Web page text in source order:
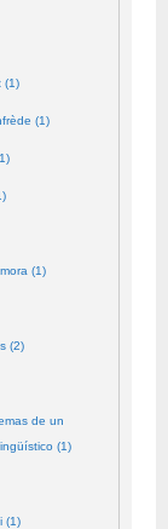
(1)
(1)
(1)
(2)
de un
(1)
(1)